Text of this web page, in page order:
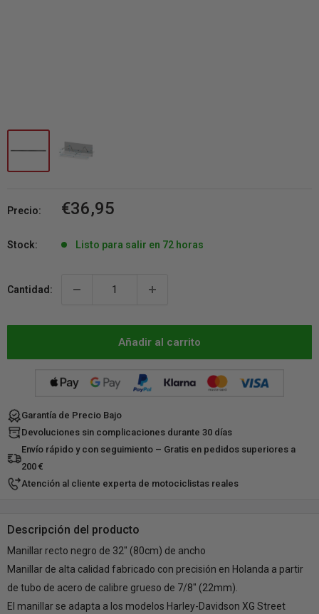
Precio:
Precio
venta
€36,95
Stock: Listo para salir en 72 horas
Cantidad:
Añadir al carrito
Garantía de Precio Bajo
Devoluciones sin complicaciones durante 30 días
Envío rápido y con seguimiento – Gratis en pedidos superiores a
200 €
Atención al cliente experta de motociclistas reales
Descripción del producto
Manillar recto negro de 32" (80cm) de ancho
Manillar de alta calidad fabricado con precisión en Holanda a partir
de tubo de acero de calibre grueso de 7/8" (22mm).
El manillar se adapta a los modelos Harley-Davidson XG Street